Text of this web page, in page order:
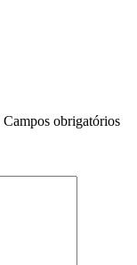
Campos obrigatórios